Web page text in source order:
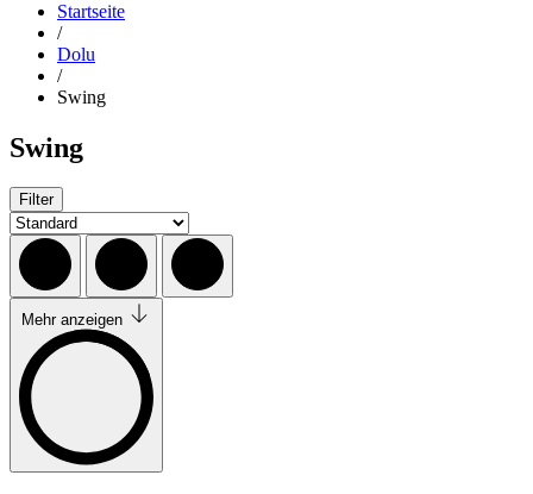
Startseite
/
Dolu
/
Swing
Swing
Filter
Mehr anzeigen